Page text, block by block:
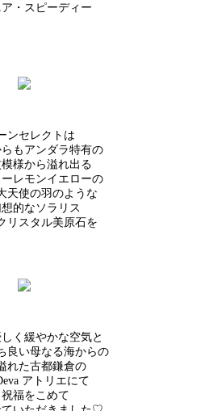
・スピーディー
ンセレクトは
もアンダラ特有の
様から溢れ出る
レモンイエローの
天使の羽のような
的なソラリス
リスタル美原石を
く緩やかな空気と
良い母なる海からの
れた古都鎌倉の
アトリエにて
福をこめて